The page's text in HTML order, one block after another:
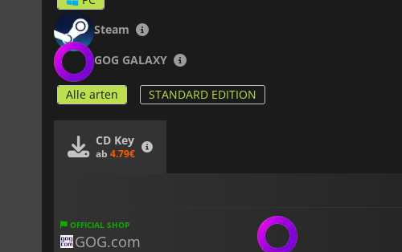
Steam
GOG GALAXY
Alle arten STANDARD EDITION
CD Key
ab 4.79€
OFFICIAL SHOP
GOG.com